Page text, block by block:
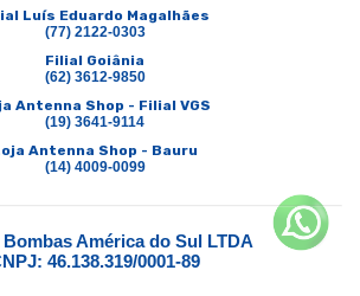
Luís Eduardo Magalhães
(77) 2122-0303
Filial Goiânia
(62) 3612-9850
Antenna Shop - Filial VGS
(19) 3641-9114
Antenna Shop - Bauru
(14) 4009-0099
América do Sul LTDA
46.138.319/0001-89